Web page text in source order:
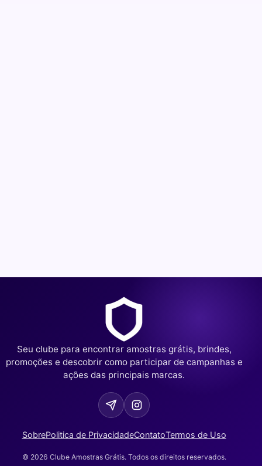
Seu clube para encontrar amostras grátis, brindes,
promoções e descobrir como participar de campanhas e
ações das principais marcas.
SobrePolitica de PrivacidadeContatoTermos de Uso
© 2026 Clube Amostras Grátis. Todos os direitos reservados.